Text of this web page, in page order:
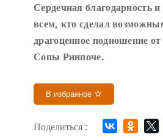
Сердечная благодарность
всем, кто сделал
драгоценное подношение
Сопы Ринпоче.
В избранное
Поделиться :